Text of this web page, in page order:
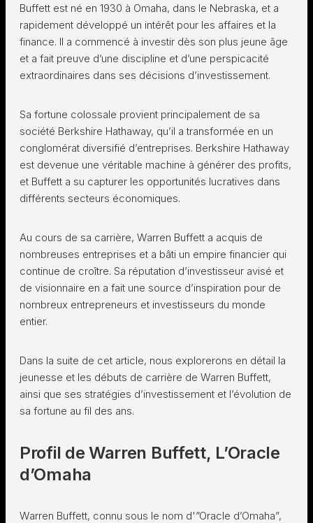
Buffett est né en 1930 à Omaha, dans le Nebraska, et a
rapidement développé un intérêt pour les affaires et la
finance. Il a commencé à investir dès son plus jeune âge
et a fait preuve d’une discipline et d’une perspicacité
extraordinaires dans ses décisions d’investissement.
Sa fortune colossale provient principalement de sa
société Berkshire Hathaway, qu’il a transformée en un
conglomérat diversifié d’entreprises. Berkshire Hathaway
est devenue une véritable machine à générer des profits,
et Buffett a su capturer les opportunités lucratives dans
différents secteurs économiques.
Au cours de sa carrière, Warren Buffett a acquis de
nombreuses entreprises et a bâti un empire financier qui
continue de croître. Sa réputation d’investisseur avisé et
de visionnaire en a fait une source d’inspiration pour de
nombreux entrepreneurs et investisseurs du monde
entier.
Dans la suite de cet article, nous explorerons en détail la
jeunesse et les débuts de carrière de Warren Buffett,
ainsi que ses stratégies d’investissement et l’évolution de
sa fortune au fil des ans.
Profil de Warren Buffett, L’Oracle
d’Omaha
Warren Buffett, connu sous le nom d'”Oracle d’Omaha”,